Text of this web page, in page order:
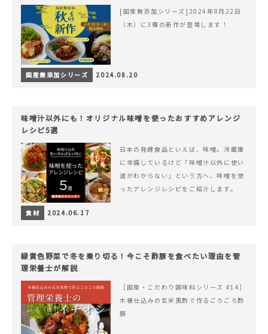
[国産無添加シリーズ]2024年8月22日
（木）に3種の新作が登場します！
国産無添加シリーズ 2024.08.20
味噌汁以外にも！オリジナル味噌を使ったおすすめアレンジ
レシピ5選
日本の発酵食品といえば、味噌。冷蔵庫
に常備しているけど「味噌汁以外に使い
道がわからない」という方へ、味噌を使
ったアレンジレシピをご紹介します。
食材 2024.06.17
緑黄色野菜で冬を乗り切る！今こそ酢豚を食べたい理由を管
理栄養士が解説
［国産・こだわり調味料シリーズ #14］
木桶仕込みの玄米黒酢で作るごろごろ酢
豚